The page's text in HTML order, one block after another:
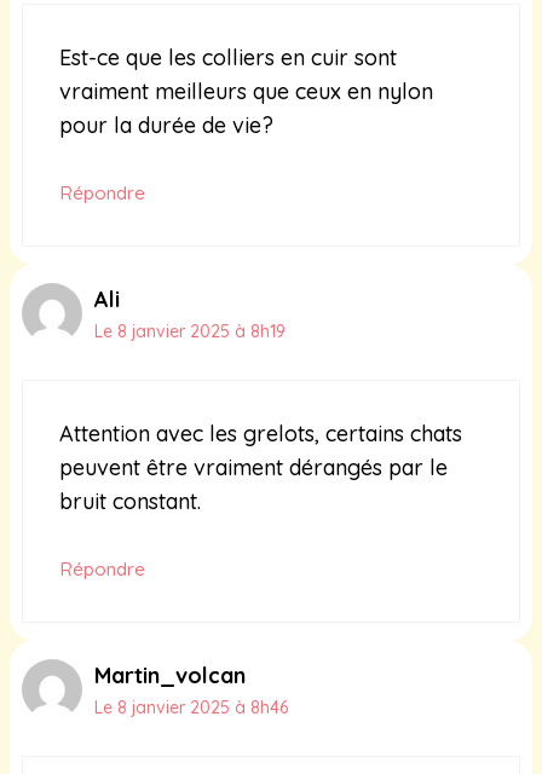
Est-ce que les colliers en cuir sont
vraiment meilleurs que ceux en nylon
pour la durée de vie?
Répondre
Ali
Le 8 janvier 2025 à 8h19
Attention avec les grelots, certains chats
peuvent être vraiment dérangés par le
bruit constant.
Répondre
Martin_volcan
Le 8 janvier 2025 à 8h46